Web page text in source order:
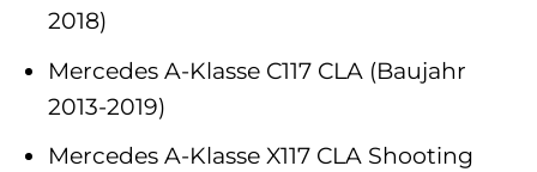
2018)
Mercedes A-Klasse C117 CLA (Baujahr
2013-2019)
Mercedes A-Klasse X117 CLA Shooting